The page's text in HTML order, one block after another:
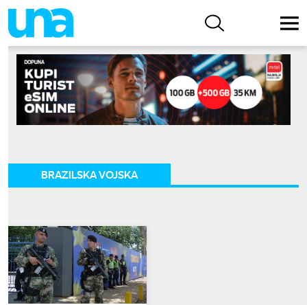
BRAZILSKA VOJSKA